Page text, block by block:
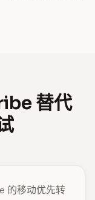
替代
的移动优先转